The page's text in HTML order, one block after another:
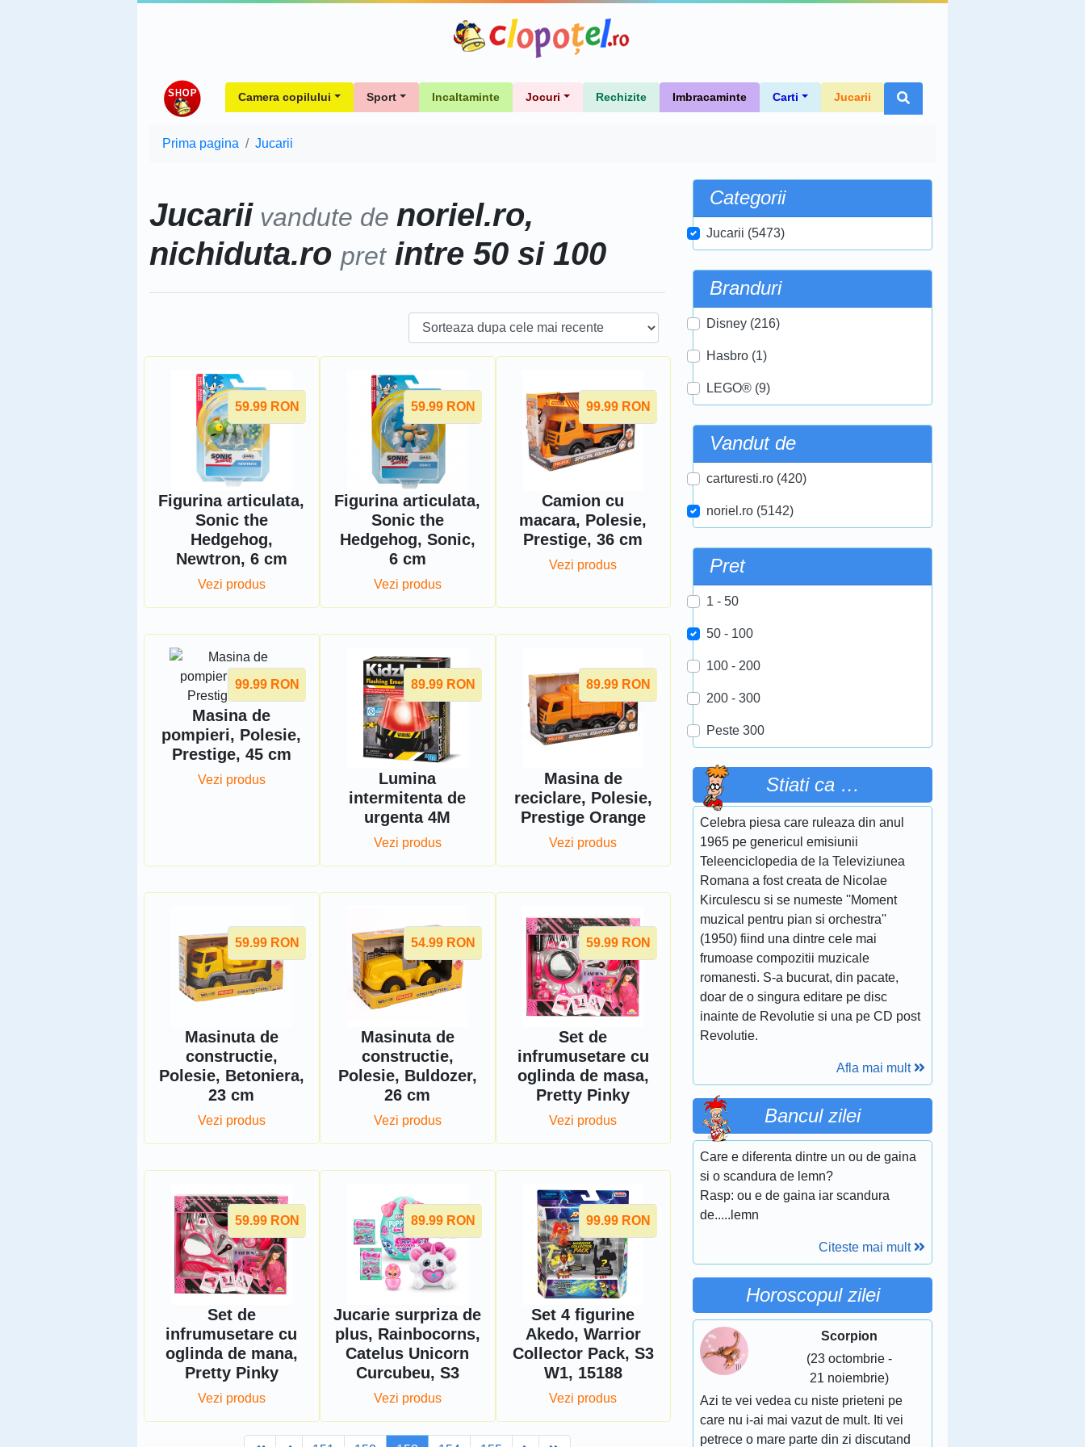
Camera copilului Sport Incaltaminte Jocuri Rechizite Imbracaminte Carti Jucarii
Prima pagina Jucarii
Jucarii vandute de noriel.ro,
nichiduta.ro pretintre 50 si 100
59.99 RON
Figurina articulata,
Sonic the
Hedgehog,
Newtron, 6 cm
Vezi produs
59.99 RON
Figurina articulata,
Sonic the
Hedgehog, Sonic,
6 cm
Vezi produs
99.99 RON
Camion cu
macara, Polesie,
Prestige, 36 cm
Vezi produs
99.99 RON
Masina de
pompieri, Polesie,
Prestige, 45 cm
Vezi produs
89.99 RON
Lumina
intermitenta de
urgenta 4M
Vezi produs
89.99 RON
Masina de
reciclare, Polesie,
Prestige Orange
Vezi produs
59.99 RON
Masinuta de
constructie,
Polesie, Betoniera,
23 cm
Vezi produs
54.99 RON
Masinuta de
constructie,
Polesie, Buldozer,
26 cm
Vezi produs
59.99 RON
Set de
infrumusetare cu
oglinda de masa,
Pretty Pinky
Vezi produs
59.99 RON
Set de
infrumusetare cu
oglinda de mana,
Pretty Pinky
Vezi produs
89.99 RON
Jucarie surpriza de
plus, Rainbocorns,
Catelus Unicorn
Curcubeu, S3
Vezi produs
99.99 RON
Set 4 figurine
Akedo, Warrior
Collector Pack, S3
W1, 15188
Vezi produs
Categorii
Jucarii (5473)
Branduri
Disney (216)
Hasbro (1)
LEGO® (9)
Vandut de
carturesti.ro (420)
noriel.ro (5142)
Pret
1 - 50
50 - 100
100 - 200
200 - 300
Peste 300
Stiati ca …
Celebra piesa care ruleaza din anul
1965 pe genericul emisiunii
Teleenciclopedia de la Televiziunea
Romana a fost creata de Nicolae
Kirculescu si se numeste ''Moment
muzical pentru pian si orchestra''
(1950) fiind una dintre cele mai
frumoase compozitii muzicale
romanesti. S-a bucurat, din pacate,
doar de o singura editare pe disc
inainte de Revolutie si una pe CD post
Revolutie.
Afla mai mult
Bancul zilei
Care e diferenta dintre un ou de gaina
si o scandura de lemn?
Rasp: ou e de gaina iar scandura
de.....lemn
Citeste mai mult
Horoscopul zilei
Scorpion
(23 octombrie -
21 noiembrie)
Azi te vei vedea cu niste prieteni pe
care nu i-ai mai vazut de mult. Iti vei
petrece o mare parte din zi discutand